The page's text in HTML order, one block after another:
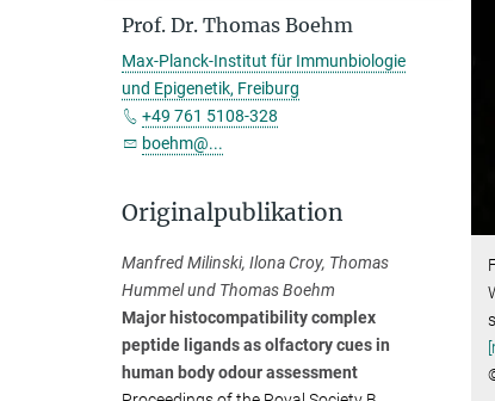
Prof. Dr. Thomas Boehm
Max-Planck-Institut für Immunbiologie
und Epigenetik, Freiburg
+49 761 5108-328
boehm@...
Originalpublikation
Manfred Milinski, Ilona Croy, Thomas
Hummel und Thomas Boehm
Major histocompatibility complex
peptide ligands as olfactory cues in
human body odour assessment